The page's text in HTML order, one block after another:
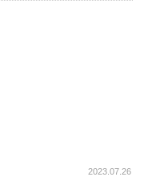
2023.07.26